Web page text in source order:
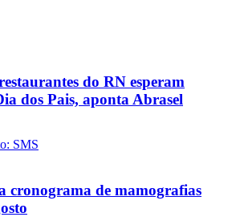
do RN esperam
dos Pais, aponta Abrasel
cronograma de mamografias